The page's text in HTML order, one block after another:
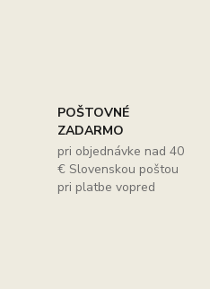
POŠTOVNÉ
ZADARMO
pri objednávke nad 40
€ Slovenskou poštou
pri platbe vopred